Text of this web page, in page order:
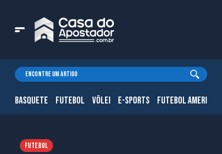
BASQUETE FUTEBOL VÔLEI E-SPORTS FUTEBOL
FUTEBOL